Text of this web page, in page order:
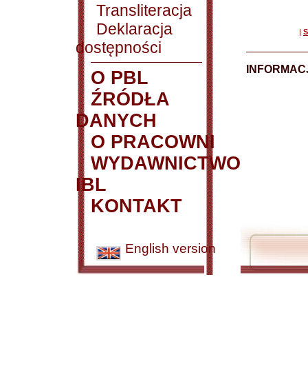
Transliteracja
Deklaracja
dostępności
O PBL
ŹRÓDŁA
DANYCH
O PRACOWNI
WYDAWNICTWO
IBL
KONTAKT
English version
|